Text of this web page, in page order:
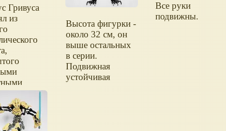
Гривуса
из
- этот
точно
в
Высота фигурки -
около 32 см, он
выше остальных
в серии.
Подвижная
устойчивая
Все руки
подвижны.